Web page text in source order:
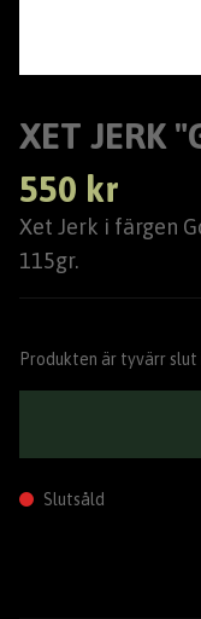
XET JERK
550 kr
Xet Jerk i färgen
115gr.
Produkten är tyvärr slut
Slutsåld